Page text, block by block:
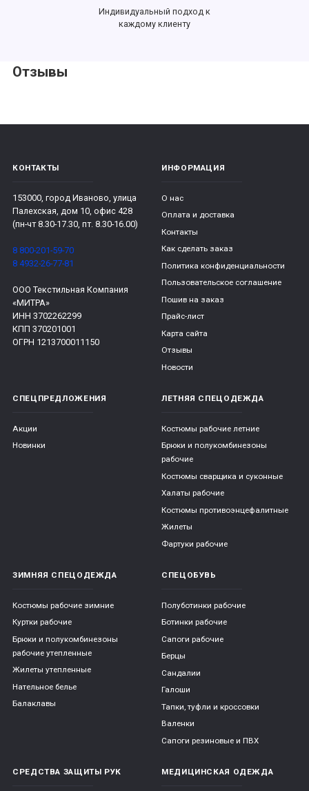
Индивидуальный подход к
каждому клиенту
Отзывы
КОНТАКТЫ
153000, город Иваново, улица
Палехская, дом 10, офис 428
(пн-чт 8.30-17.30, пт. 8.30-16.00)
8 800-201-59-70
8 4932-26-77-81
ООО Текстильная Компания
«МИТРА»
ИНН 3702262299
КПП 370201001
ОГРН 1213700011150
ИНФОРМАЦИЯ
О нас
Оплата и доставка
Контакты
Как сделать заказ
Политика конфиденциальности
Пользовательское соглашение
Пошив на заказ
Прайс-лист
Карта сайта
Отзывы
Новости
СПЕЦПРЕДЛОЖЕНИЯ
Акции
Новинки
ЛЕТНЯЯ СПЕЦОДЕЖДА
Костюмы рабочие летние
Брюки и полукомбинезоны
рабочие
Костюмы сварщика и суконные
Халаты рабочие
Костюмы противоэнцефалитные
Жилеты
Фартуки рабочие
ЗИМНЯЯ СПЕЦОДЕЖДА
Костюмы рабочие зимние
Куртки рабочие
Брюки и полукомбинезоны
рабочие утепленные
Жилеты утепленные
Нательное белье
Балаклавы
СПЕЦОБУВЬ
Полуботинки рабочие
Ботинки рабочие
Сапоги рабочие
Берцы
Сандалии
Галоши
Тапки, туфли и кроссовки
Валенки
Сапоги резиновые и ПВХ
СРЕДСТВА ЗАЩИТЫ РУК МЕДИЦИНСКАЯ ОДЕЖДА